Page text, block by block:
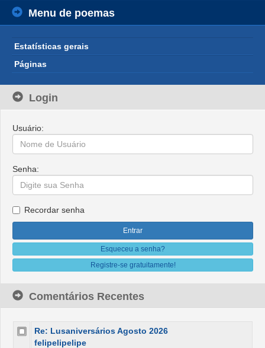
Menu de poemas
Estatísticas gerais
Páginas
Login
Usuário:
Senha:
Recordar senha
Esqueceu a senha?
Registre-se gratuitamente!
Comentários Recentes
Re: Lusaniversários Agosto 2026
felipelipelipe